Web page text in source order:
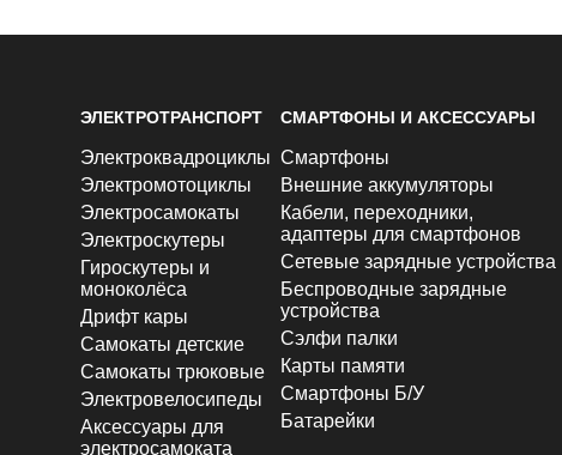
ЭЛЕКТРОТРАНСПОРТ
Электроквадроциклы
Электромотоциклы
Электросамокаты
Электроскутеры
Гироскутеры и
моноколёса
Дрифт кары
Самокаты детские
Самокаты трюковые
Электровелосипеды
Аксессуары для
электросамоката
СМАРТФОНЫ И АКСЕССУАРЫ
Смартфоны
Внешние аккумуляторы
Кабели, переходники,
адаптеры для смартфонов
Сетевые зарядные устройства
Беспроводные зарядные
устройства
Сэлфи палки
Карты памяти
Смартфоны Б/У
Батарейки